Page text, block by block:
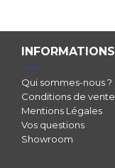
INFORMATIONS
Qui sommes-nous ?
Conditions de vente
Mentions Légales
Vos questions
Showroom